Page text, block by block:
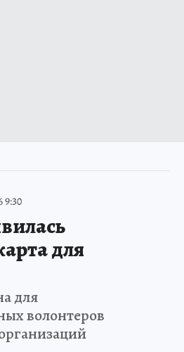
9:30
для
для
волонтеров